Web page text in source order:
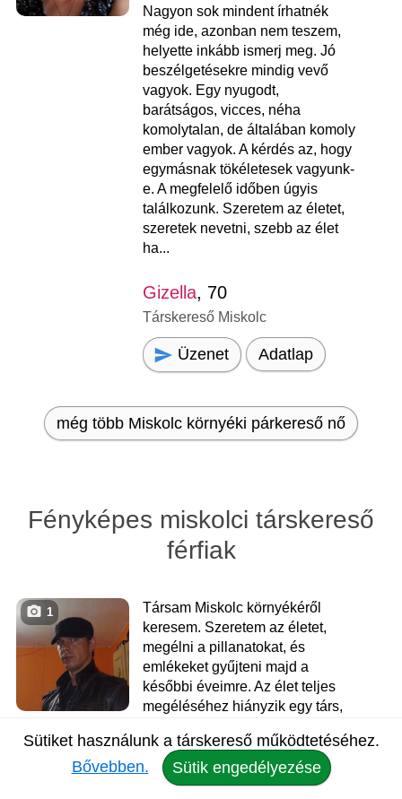
Nagyon sok mindent írhatnék
még ide, azonban nem teszem,
helyette inkább ismerj meg. Jó
beszélgetésekre mindig vevő
vagyok. Egy nyugodt,
barátságos, vicces, néha
komolytalan, de általában komoly
ember vagyok. A kérdés az, hogy
egymásnak tökéletesek vagyunk-
e. A megfelelő időben úgyis
találkozunk. Szeretem az életet,
szeretek nevetni, szebb az élet
ha...
Gizella, 70
Társkereső Miskolc
Üzenet Adatlap
még több Miskolc környéki párkereső nő
Fényképes miskolci társkereső
férfiak
1
Társam Miskolc környékéről
keresem. Szeretem az életet,
megélni a pillanatokat, és
emlékeket gyűjteni majd a
későbbi éveimre. Az élet teljes
megéléséhez hiányzik egy társ,
Kedves és őszinte embernek
tartom magam. Egymás
kölcsönös elfogadása, a bizalom
Sütiket használunk a társkereső működtetéséhez.
Bővebben.
Sütik engedélyezése